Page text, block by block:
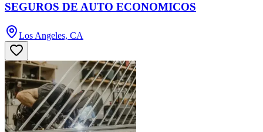
SEGUROS DE AUTO ECONOMICOS
Los Angeles, CA